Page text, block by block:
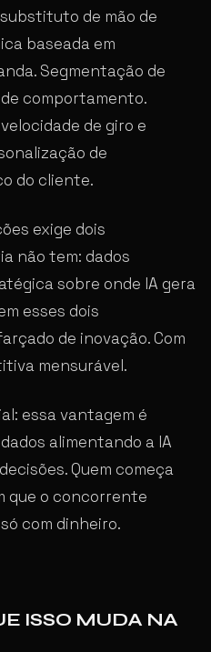
de mão de
baseada em
Segmentação de
comportamento.
de giro e
de
do cliente.
exige dois
não tem: dados
sobre onde IA gera
esses dois
de inovação. Com
mensurável.
essa vantagem é
alimentando a IA
Quem começa
que o concorrente
com dinheiro.
ISSO MUDA NA